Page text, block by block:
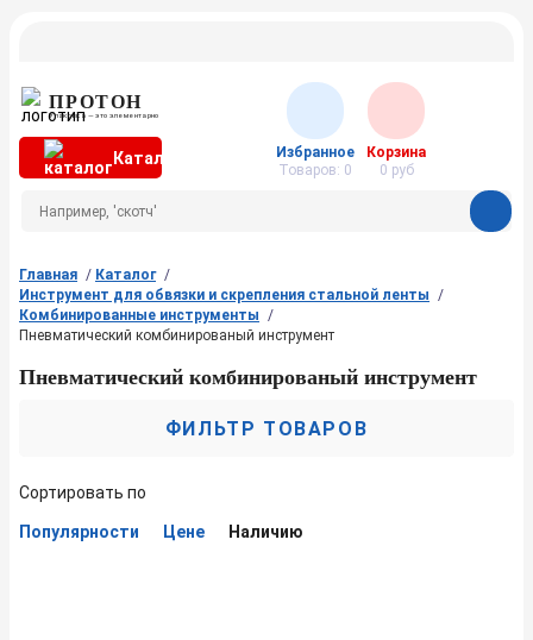
ПРОТОН
Упаковка — это элементарно
Каталог
Избранное
Товаров: 0
Корзина
0 руб
Главная
Каталог
Инструмент для обвязки и скрепления стальной ленты
Комбинированные инструменты
Пневматический комбинированый инструмент
Пневматический комбинированый инструмент
ФИЛЬТР ТОВАРОВ
Сортировать по
Популярности Цене Наличию